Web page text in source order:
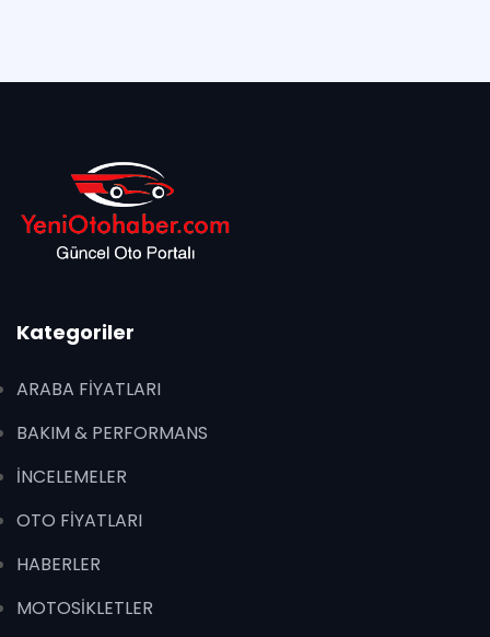
Kategoriler
ARABA FİYATLARI
BAKIM & PERFORMANS
İNCELEMELER
OTO FİYATLARI
HABERLER
MOTOSİKLETLER